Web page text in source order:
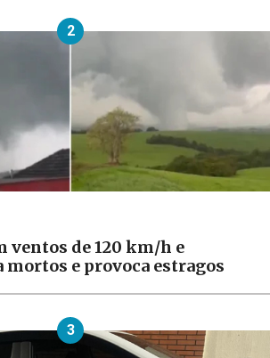
2
ventos de 120 km/h e
e provoca estragos
3